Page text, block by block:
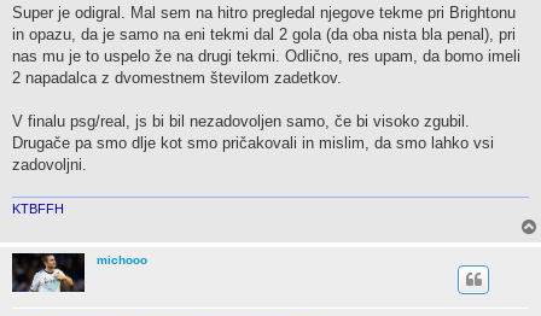
s
Super je odigral. Mal sem na hitro pregledal njegove tekme pri Brightonu
in opazu, da je samo na eni tekmi dal 2 gola (da oba nista bla penal), pri
nas mu je to uspelo že na drugi tekmi. Odlično, res upam, da bomo imeli
2 napadalca z dvomestnem številom zadetkov.
V finalu psg/real, js bi bil nezadovoljen samo, če bi visoko zgubil.
Drugače pa smo dlje kot smo pričakovali in mislim, da smo lahko vsi
zadovoljni.
KTBFFH
michooo